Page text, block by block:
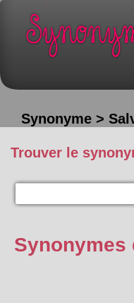
Synonyme >
Trouver le
Synonymes